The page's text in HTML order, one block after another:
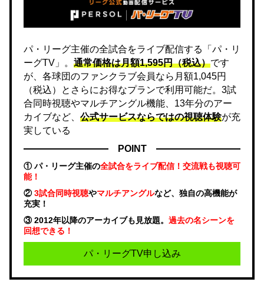
パ・リーグ主催の全試合をライブ配信する「パ・リ
ーグTV」。 通常価格は月額1,595円（税込）です
が、各球団のファンクラブ会員なら月額1,045円
（税込）とさらにお得なプランで利用可能だ。3試
合同時視聴やマルチアングル機能、13年分のアー
カイブなど、 公式サービスならではの視聴体験が充
実している
POINT
① パ・リーグ主催の全試合をライブ配信！交流戦も視聴可
能！
②3試合同時視聴やマルチアングルなど、独自の高機能が
充実！
③ 2012年以降のアーカイブも見放題。 過去の名シーンを
回想できる！
パ・リーグTV申し込み